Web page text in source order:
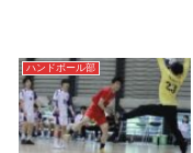
ハンドボール部